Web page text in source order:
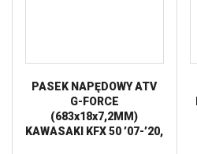
PASEK NAPĘDOWY ATV
G-FORCE
(683x18x7,2MM)
KAWASAKI KFX 50 ’07-’20,